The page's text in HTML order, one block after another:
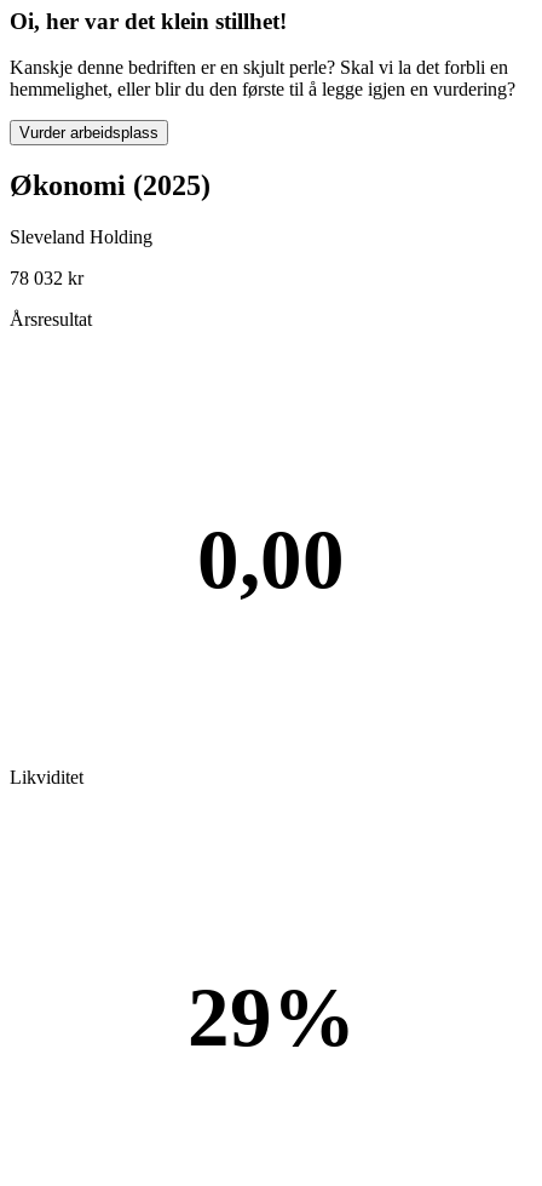
Oi, her var det klein stillhet!
Kanskje denne bedriften er en skjult perle? Skal vi la det forbli en
hemmelighet, eller blir du den første til å legge igjen en vurdering?
Vurder arbeidsplass
Økonomi (2025)
Sleveland Holding
78 032 kr
Årsresultat
0,00
Likviditet
29%